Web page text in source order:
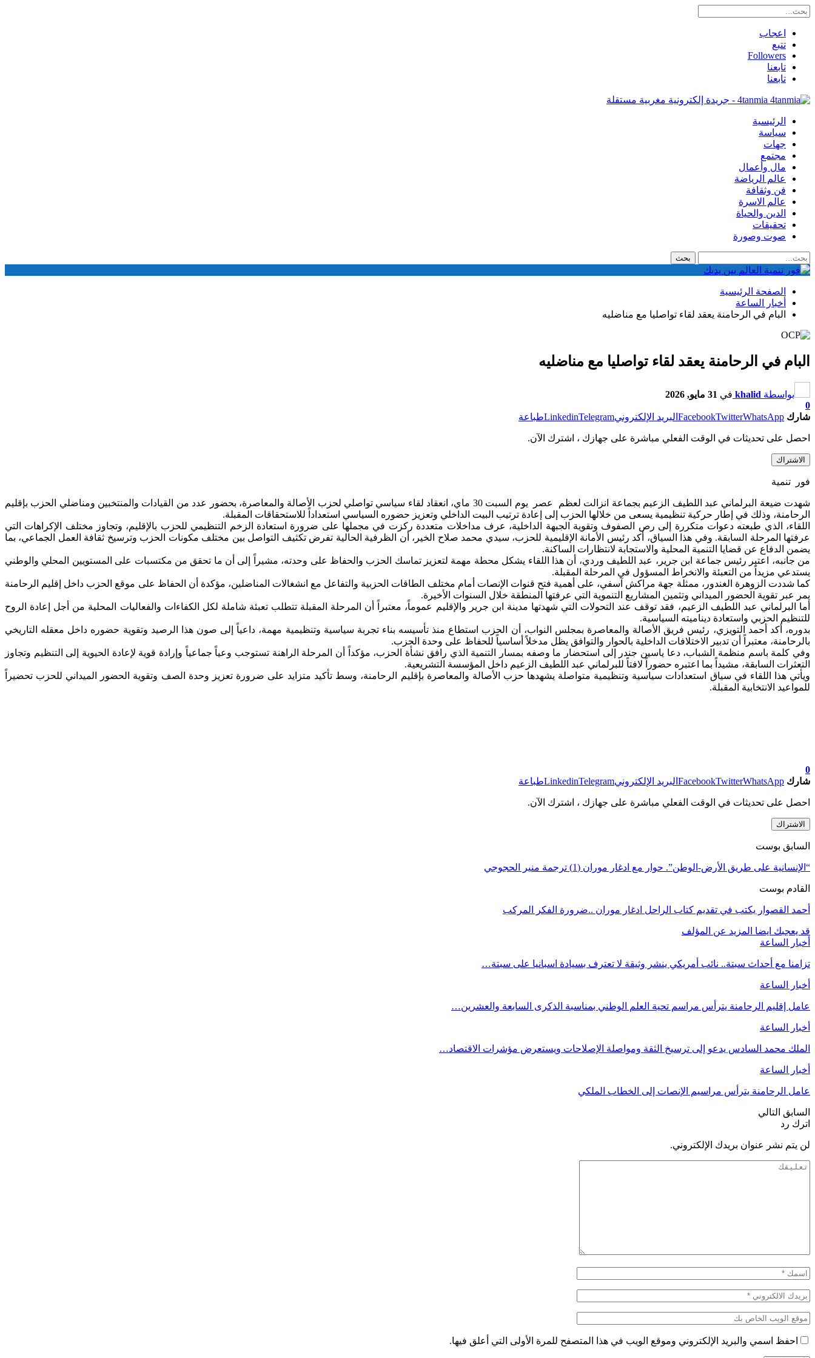
اعجاب
تتبع
Followers
تابعنا
تابعنا
4tanmia - جريدة إلكترونية مغربية مستقلة
الرئيسية
سياسة
جهات
مجتمع
مال وأعمال
عالم الرياضة
فن وثقافة
عالم الاسرة
الدين والحياة
تحقيقات
صوت وصورة
الصفحة الرئيسية
أخبار الساعة
البام في الرحامنة يعقد لقاء تواصليا مع مناضليه
البام في الرحامنة يعقد لقاء تواصليا مع مناضليه
بواسطة khalid في 31 مايو, 2026
0
شارك
FacebookTwitterWhatsApp البريد الإلكتروني LinkedinTelegram طباعة
احصل على تحديثات في الوقت الفعلي مباشرة على جهازك ، اشترك الآن.
الاشتراك
فور تنمية
شهدت ضيعة البرلماني عبد اللطيف الزعيم بجماعة انزالت لعظم عصر يوم السبت 30 ماي، انعقاد لقاء سياسي تواصلي لحزب الأصالة والمعاصرة، بحضور عدد من القيادات والمنتخبين ومناضلي الحزب بإقليم
الرحامنة، وذلك في إطار حركية تنظيمية يسعى من خلالها الحزب إلى إعادة ترتيب البيت الداخلي وتعزيز حضوره السياسي استعداداً للاستحقاقات المقبلة.
اللقاء، الذي طبعته دعوات متكررة إلى رص الصفوف وتقوية الجبهة الداخلية، عرف مداخلات متعددة ركزت في مجملها على ضرورة استعادة الزخم التنظيمي للحزب بالإقليم، وتجاوز مختلف الإكراهات التي
عرفتها المرحلة السابقة. وفي هذا السياق، أكد رئيس الأمانة الإقليمية للحزب، سيدي محمد صلاح الخير، أن الظرفية الحالية تفرض تكثيف التواصل بين مختلف مكونات الحزب وترسيخ ثقافة العمل الجماعي، بما
يضمن الدفاع عن قضايا التنمية المحلية والاستجابة لانتظارات الساكنة.
من جانبه، اعتبر رئيس جماعة ابن جرير، عبد اللطيف وردي، أن هذا اللقاء يشكل محطة مهمة لتعزيز تماسك الحزب والحفاظ على وحدته، مشيراً إلى أن ما تحقق من مكتسبات على المستويين المحلي والوطني
يستدعي مزيداً من التعبئة والانخراط المسؤول في المرحلة المقبلة.
كما شددت الزوهرة الغندور، ممثلة جهة مراكش آسفي، على أهمية فتح قنوات الإنصات أمام مختلف الطاقات الحزبية والتفاعل مع انشغالات المناضلين، مؤكدة أن الحفاظ على موقع الحزب داخل إقليم الرحامنة
يمر عبر تقوية الحضور الميداني وتثمين المشاريع التنموية التي عرفتها المنطقة خلال السنوات الأخيرة.
أما البرلماني عبد اللطيف الزعيم، فقد توقف عند التحولات التي شهدتها مدينة ابن جرير والإقليم عموماً، معتبراً أن المرحلة المقبلة تتطلب تعبئة شاملة لكل الكفاءات والفعاليات المحلية من أجل إعادة الروح
للتنظيم الحزبي واستعادة ديناميته السياسية.
بدوره، أكد أحمد التويزي، رئيس فريق الأصالة والمعاصرة بمجلس النواب، أن الحزب استطاع منذ تأسيسه بناء تجربة سياسية وتنظيمية مهمة، داعياً إلى صون هذا الرصيد وتقوية حضوره داخل معقله التاريخي
بالرحامنة، معتبراً أن تدبير الاختلافات الداخلية بالحوار والتوافق يظل مدخلاً أساسياً للحفاظ على وحدة الحزب.
وفي كلمة باسم منظمة الشباب، دعا ياسين جندر إلى استحضار ما وصفه بمسار التنمية الذي رافق نشأة الحزب، مؤكداً أن المرحلة الراهنة تستوجب وعياً جماعياً وإرادة قوية لإعادة الحيوية إلى التنظيم وتجاوز
التعثرات السابقة، مشيداً بما اعتبره حضوراً لافتاً للبرلماني عبد اللطيف الزعيم داخل المؤسسة التشريعية.
ويأتي هذا اللقاء في سياق استعدادات سياسية وتنظيمية متواصلة يشهدها حزب الأصالة والمعاصرة بإقليم الرحامنة، وسط تأكيد متزايد على ضرورة تعزيز وحدة الصف وتقوية الحضور الميداني للحزب تحضيراً
للمواعيد الانتخابية المقبلة.
0
شارك
FacebookTwitterWhatsApp البريد الإلكتروني LinkedinTelegram طباعة
احصل على تحديثات في الوقت الفعلي مباشرة على جهازك ، اشترك الآن.
الاشتراك
السابق بوست
“الإنسانية على طريق الأرض-الوطن”. حوار مع ادغار موران (1) ترجمة منير الحجوجي
القادم بوست
أحمد القصوار يكتب في تقديم كتاب الراحل ادغار موران ..ضرورة الفكر المركب
قد يعجبك ايضا المزيد عن المؤلف
أخبار الساعة
تزامنا مع أحداث سبتة.. نائب أمريكي ينشر وثيقة لا تعترف بسيادة اسبانيا على سبتة…
أخبار الساعة
عامل إقليم الرحامنة يترأس مراسم تحية العلم الوطني بمناسبة الذكرى السابعة والعشرين…
أخبار الساعة
الملك محمد السادس يدعو إلى ترسيخ الثقة ومواصلة الإصلاحات ويستعرض مؤشرات الاقتصاد…
أخبار الساعة
عامل الرحامنة يترأس مراسيم الإنصات إلى الخطاب الملكي
السابق التالي
اترك رد
لن يتم نشر عنوان بريدك الإلكتروني.
احفظ اسمي والبريد الإلكتروني وموقع الويب في هذا المتصفح للمرة الأولى التي أعلق فيها.